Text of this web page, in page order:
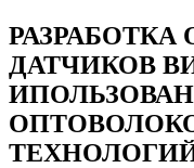
ДАТЧИКОВ